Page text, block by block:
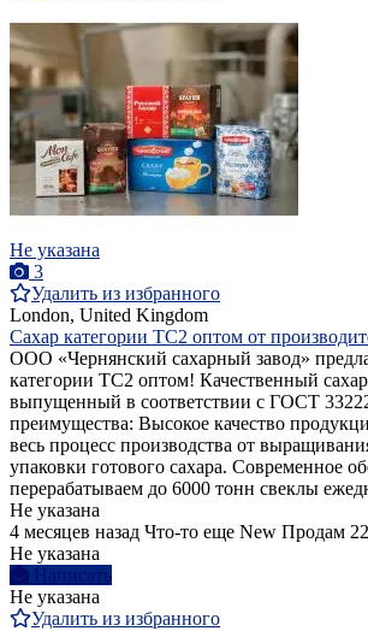
Не указана
3
Удалить из избранного
London, United Kingdom
Сахар категории ТС2 оптом от
ООО «Чернянский сахарный завод»
категории ТС2 оптом! Качественный
выпущенный в соответствии с ГОСТ
преимущества: Высокое качество
весь процесс производства от
упаковки готового сахара. Современное
перерабатываем до 6000 тонн свеклы
Не указана
4 месяцев назад Что-то еще New Продам
Не указана
Написать
Не указана
Удалить из избранного